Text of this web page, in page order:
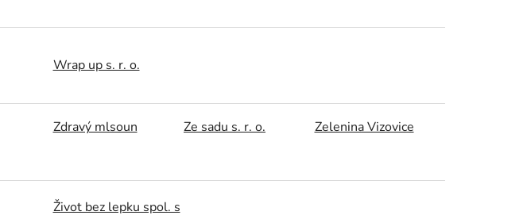
Wrap up s. r. o.
Zdravý mlsoun Ze sadu s. r. o.
Zelenina Vizovice
Život bez lepku spol. s